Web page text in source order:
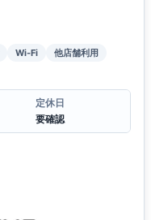
Wi-Fi
他店舗利用
定休日
要確認